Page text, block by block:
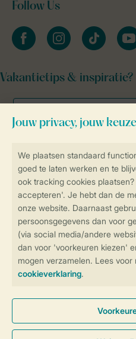
Controle over
Veilig en snel online
Veilige
Veilige betaling
Follow Us
facebookinstagramtiktok
Vakantietips & inspiratie?